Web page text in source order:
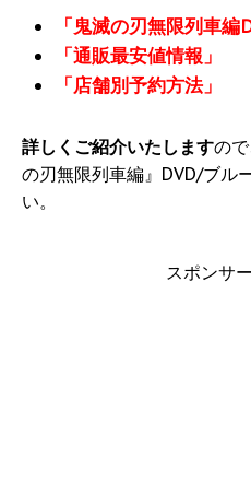
「鬼滅の刃無限列車編
「通販最安値情報」
「店舗別予約方法」
詳しくご紹介いたしますの
の刃無限列車編』DVD/ブル
い。
スポンサ